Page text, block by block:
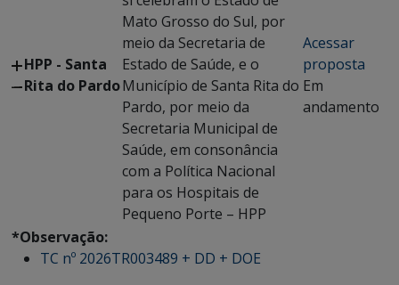
HPP - Santa
Rita do Pardo
Mato Grosso do Sul, por
meio da Secretaria de
Estado de Saúde, e o
Município de Santa Rita do
Pardo, por meio da
Secretaria Municipal de
Saúde, em consonância
com a Política Nacional
para os Hospitais de
Pequeno Porte – HPP
Acessar
proposta
Em
andamento
*Observação:
TC nº 2026TR003489 + DD + DOE